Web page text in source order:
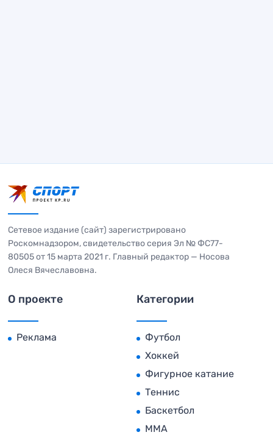
Сетевое издание (сайт) зарегистрировано
Роскомнадзором, свидетельство серия Эл № ФС77-
80505 от 15 марта 2021 г. Главный редактор — Носова
Олеся Вячеславовна.
О проекте
Реклама
Категории
Футбол
Хоккей
Фигурное катание
Теннис
Баскетбол
MMA